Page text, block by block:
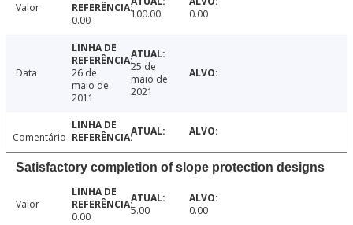
Valor
0.00
100.00 0.00
Data
26 de
maio de
2011
25 de
maio de
2021
Comentário
Satisfactory completion of slope protection designs
Valor
0.00
5.00 0.00